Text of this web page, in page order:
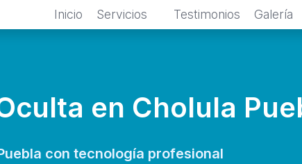
Inicio Servicios Testimonios Galería
en Cholula
con tecnología profesional